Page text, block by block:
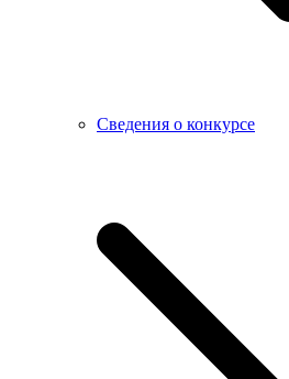
Сведения о конкурсе